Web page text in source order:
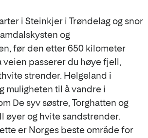
i Steinkjer i Trøndelag og snor
og
før den etter 650 kilometer
veien passerer du høye fjell,
strender. Helgeland i
muligheten til å vandre i
De syv søstre, Torghatten og
øyer og hvite sandstrender.
er Norges beste område for